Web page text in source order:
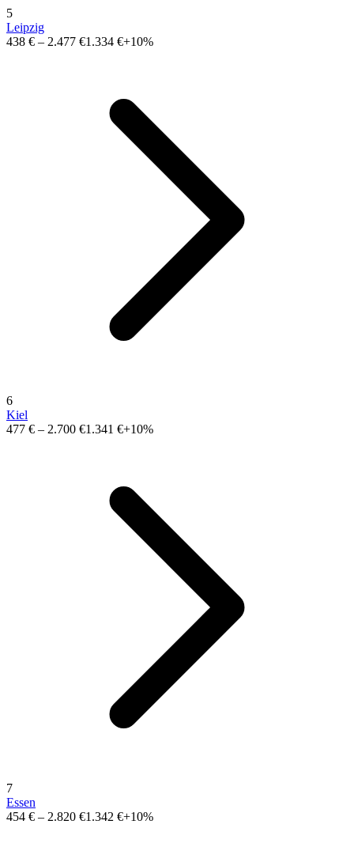
5
Leipzig
438 € – 2.477 €1.334 €+10%
6
Kiel
477 € – 2.700 €1.341 €+10%
7
Essen
454 € – 2.820 €1.342 €+10%